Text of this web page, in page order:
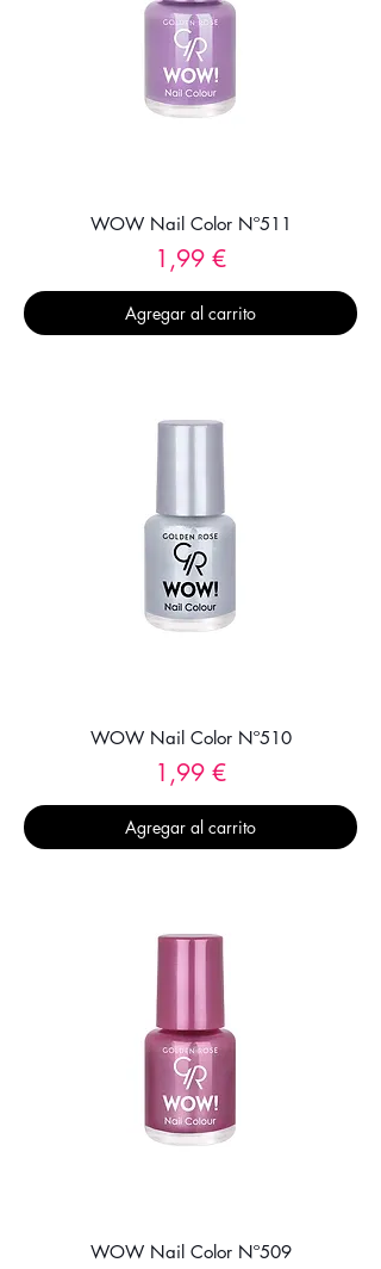
WOW Nail Color Nº511
Precio
1,99 €
Agregar al carrito
WOW Nail Color Nº510
Precio
1,99 €
Agregar al carrito
WOW Nail Color Nº509